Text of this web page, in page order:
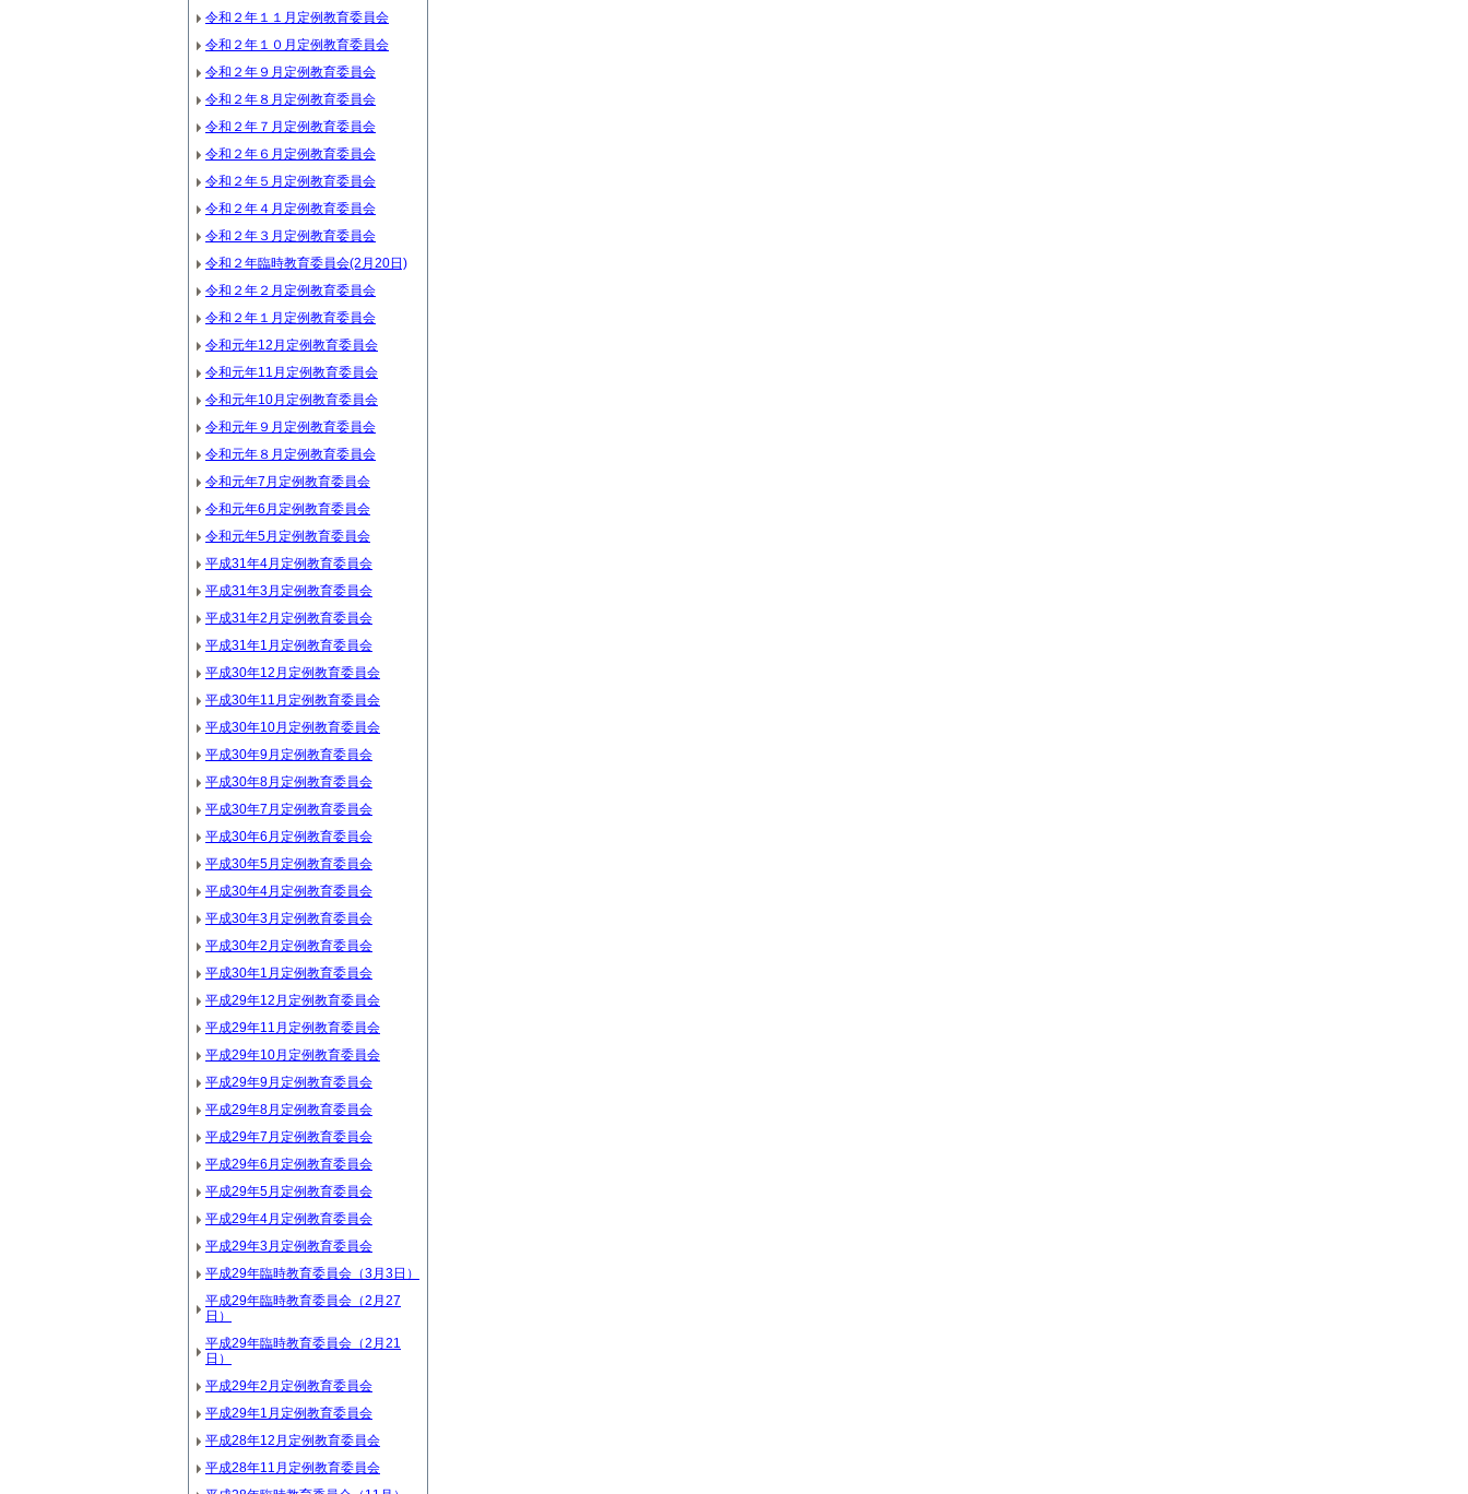
令和２年１１月定例教育委員会
令和２年１０月定例教育委員会
令和２年９月定例教育委員会
令和２年８月定例教育委員会
令和２年７月定例教育委員会
令和２年６月定例教育委員会
令和２年５月定例教育委員会
令和２年４月定例教育委員会
令和２年３月定例教育委員会
令和２年臨時教育委員会(2月20日)
令和２年２月定例教育委員会
令和２年１月定例教育委員会
令和元年12月定例教育委員会
令和元年11月定例教育委員会
令和元年10月定例教育委員会
令和元年９月定例教育委員会
令和元年８月定例教育委員会
令和元年7月定例教育委員会
令和元年6月定例教育委員会
令和元年5月定例教育委員会
平成31年4月定例教育委員会
平成31年3月定例教育委員会
平成31年2月定例教育委員会
平成31年1月定例教育委員会
平成30年12月定例教育委員会
平成30年11月定例教育委員会
平成30年10月定例教育委員会
平成30年9月定例教育委員会
平成30年8月定例教育委員会
平成30年7月定例教育委員会
平成30年6月定例教育委員会
平成30年5月定例教育委員会
平成30年4月定例教育委員会
平成30年3月定例教育委員会
平成30年2月定例教育委員会
平成30年1月定例教育委員会
平成29年12月定例教育委員会
平成29年11月定例教育委員会
平成29年10月定例教育委員会
平成29年9月定例教育委員会
平成29年8月定例教育委員会
平成29年7月定例教育委員会
平成29年6月定例教育委員会
平成29年5月定例教育委員会
平成29年4月定例教育委員会
平成29年3月定例教育委員会
平成29年臨時教育委員会（3月3日）
平成29年臨時教育委員会（2月27
日）
平成29年臨時教育委員会（2月21
日）
平成29年2月定例教育委員会
平成29年1月定例教育委員会
平成28年12月定例教育委員会
平成28年11月定例教育委員会